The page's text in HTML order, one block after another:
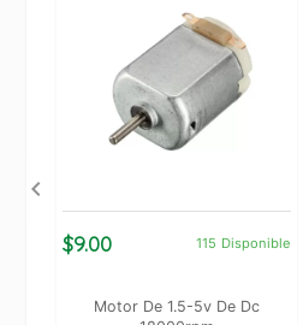
$9.00 115 Disponible
Motor De 1.5-5v De Dc